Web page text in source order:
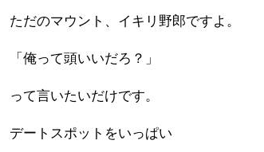
ただのマウント、イキリ野郎ですよ。
「俺って頭いいだろ？」
って言いたいだけです。
デートスポットをいっぱい